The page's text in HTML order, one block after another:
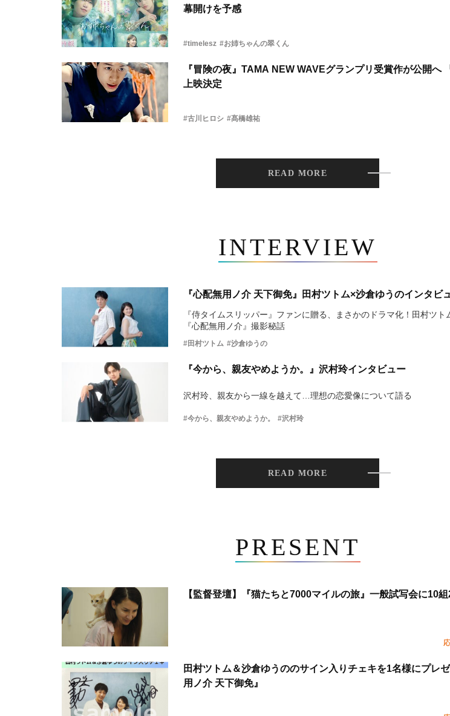
幕開けを予感
#timelesz #お姉ちゃんの翠くん
『冒険の夜』TAMA NEW WAVEグランプリ受賞作が公開へ
上映決定
#古川ヒロシ #髙橋雄祐
READ MORE
INTERVIEW
『心配無用ノ介 天下御免』田村ツトム×沙倉ゆうのインタビ
『侍タイムスリッパー』ファンに贈る、まさかのドラマ化！田村ツト
『心配無用ノ介』撮影秘話
#田村ツトム #沙倉ゆうの
『今から、親友やめようか。』沢村玲インタビュー
沢村玲、親友から一線を越えて…理想の恋愛像について語る
#今から、親友やめようか。 #沢村玲
READ MORE
PRESENT
【監督登壇】『猫たちと7000マイルの旅』一般試写会に10組
田村ツトム＆沙倉ゆうののサイン入りチェキを1名様にプレ
用ノ介 天下御免』